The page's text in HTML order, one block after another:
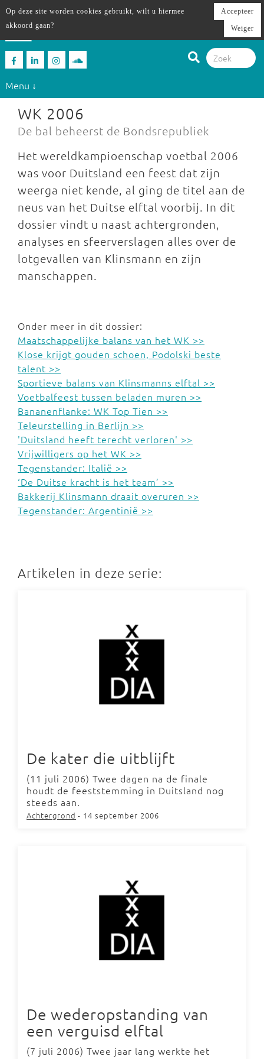
Menu ↓
WK 2006
De bal beheerst de Bondsrepubliek
Het wereldkampioenschap voetbal 2006
was voor Duitsland een feest dat zijn
weerga niet kende, al ging de titel aan de
neus van het Duitse elftal voorbij. In dit
dossier vindt u naast achtergronden,
analyses en sfeerverslagen alles over de
lotgevallen van Klinsmann en zijn
manschappen.
Onder meer in dit dossier:
Maatschappelijke balans van het WK >>
Klose krijgt gouden schoen, Podolski beste
talent >>
Sportieve balans van Klinsmanns elftal >>
Voetbalfeest tussen beladen muren >>
Bananenflanke: WK Top Tien >>
Teleurstelling in Berlijn >>
'Duitsland heeft terecht verloren' >>
Vrijwilligers op het WK >>
Tegenstander: Italië >>
‘De Duitse kracht is het team’ >>
Bakkerij Klinsmann draait overuren >>
Tegenstander: Argentinië >>
Artikelen in deze serie:
De kater die uitblijft
(11 juli 2006) Twee dagen na de finale
houdt de feeststemming in Duitsland nog
steeds aan.
Achtergrond - 14 september 2006
De wederopstanding van
een verguisd elftal
(7 juli 2006) Twee jaar lang werkte het
Op deze site worden cookies gebruikt, wilt u hiermee
akkoord gaan?
Accepteer
Weiger